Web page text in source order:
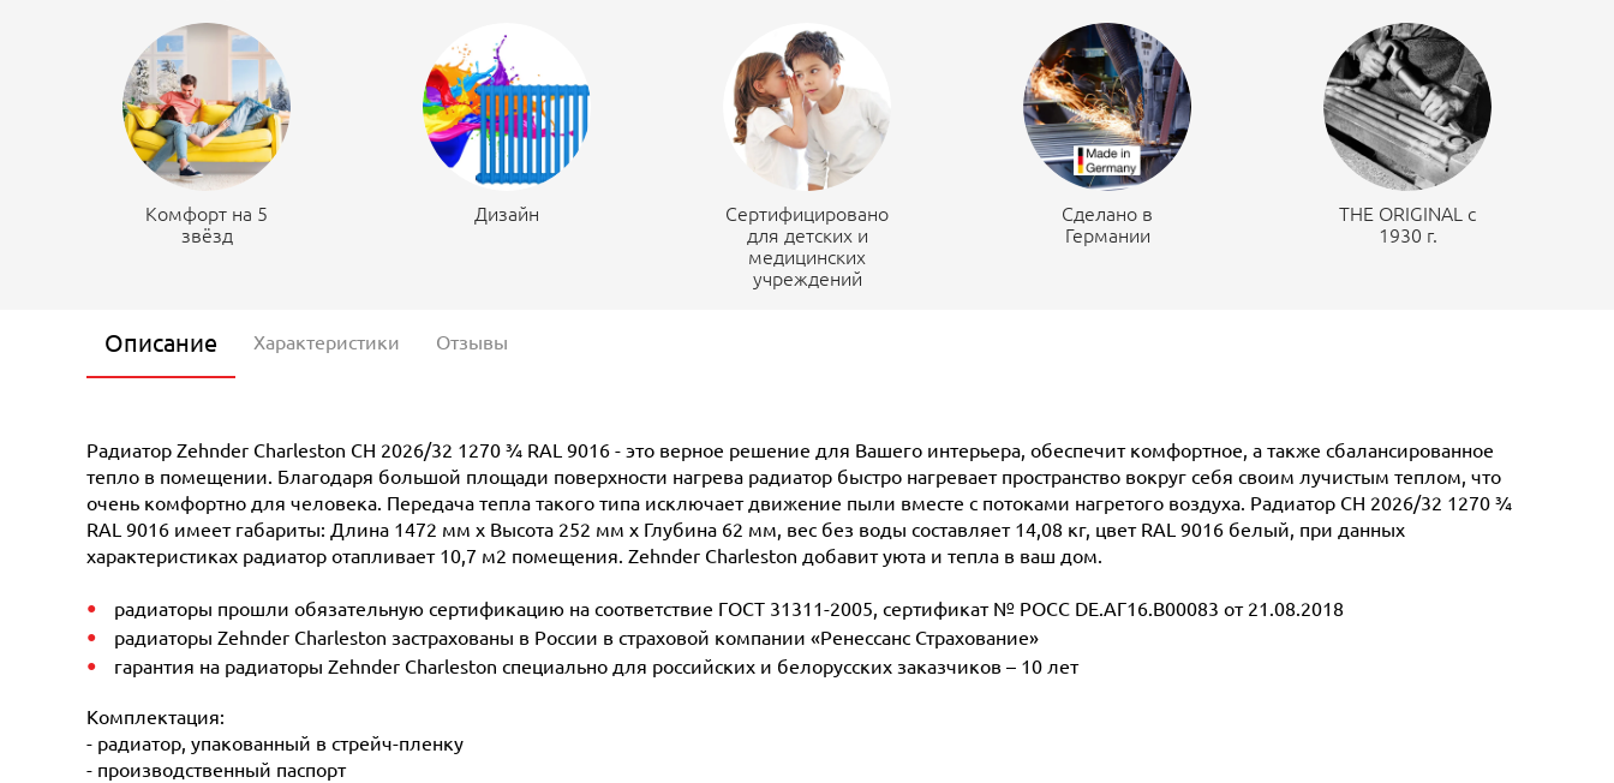
Комфорт на 5
звёзд
Дизайн
Сертифицировано
для детских и
медицинских
учреждений
Сделано в
Германии
THE ORIGINAL c
1930 г.
Описание Характеристики Отзывы
Радиатор Zehnder Charleston CH 2026/32 1270 ¾ RAL 9016 - это верное решение для Вашего интерьера, обеспечит комфортное, а также сбалансированное
тепло в помещении. Благодаря большой площади поверхности нагрева радиатор быстро нагревает пространство вокруг себя своим лучистым теплом, что
очень комфортно для человека. Передача тепла такого типа исключает движение пыли вместе с потоками нагретого воздуха. Радиатор CH 2026/32 1270 ¾
RAL 9016 имеет габариты: Длина 1472 мм х Высота 252 мм х Глубина 62 мм, вес без воды составляет 14,08 кг, цвет RAL 9016 белый, при данных
характеристиках радиатор отапливает 10,7 м2 помещения. Zehnder Charleston добавит уюта и тепла в ваш дом.
радиаторы прошли обязательную сертификацию на соответствие ГОСТ 31311-2005, сертификат № POCC DE.АГ16.В00083 от 21.08.2018
радиаторы Zehnder Charleston застрахованы в России в страховой компании «Ренессанс Страхование»
гарантия на радиаторы Zehnder Charleston специально для российских и белорусских заказчиков – 10 лет
Комплектация:
- радиатор, упакованный в стрейч-пленку
- производственный паспорт